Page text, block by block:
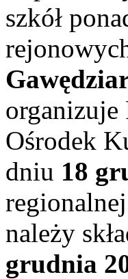
szkół
Ośrodek
dniu 18
należy
grudnia